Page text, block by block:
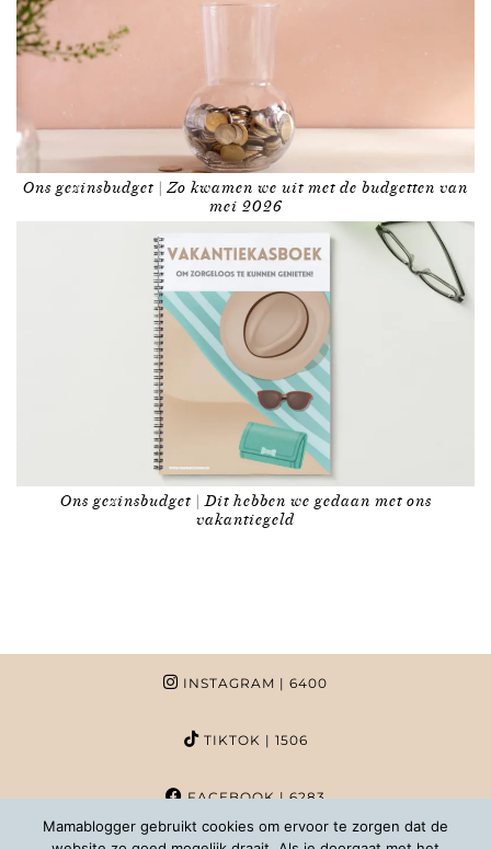
Ons gezinsbudget | Zo kwamen we uit met de budgetten van
mei 2026
Ons gezinsbudget | Dit hebben we gedaan met ons
vakantiegeld
INSTAGRAM | 6400
TIKTOK | 1506
FACEBOOK| 6283
Mamablogger gebruikt cookies om ervoor te zorgen dat de